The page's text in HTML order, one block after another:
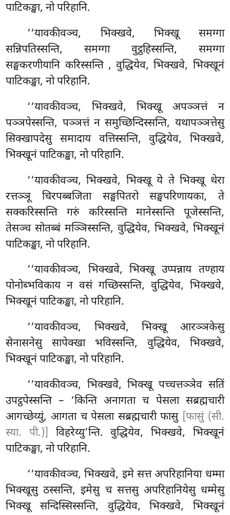
पाटिकङ्खा, नो परिहानि.
‘‘यावकीवञ्च, भिक्खवे, भिक्खू समग्गा
सन्निपतिस्सन्ति, समग्गा वुट्ठहिस्सन्ति, समग्गा
सङ्घकरणीयानि करिस्सन्ति , वुद्धियेव, भिक्खवे, भिक्खूनं
पाटिकङ्खा, नो परिहानि.
‘‘यावकीवञ्च, भिक्खवे, भिक्खू अपञ्ञत्तं न
पञ्ञपेस्सन्ति, पञ्ञत्तं न समुच्छिन्दिस्सन्ति, यथापञ्ञत्तेसु
सिक्खापदेसु समादाय वत्तिस्सन्ति, वुद्धियेव, भिक्खवे,
भिक्खूनं पाटिकङ्खा, नो परिहानि.
‘‘यावकीवञ्च, भिक्खवे, भिक्खू ये ते भिक्खू थेरा
रत्तञ्ञू चिरपब्बजिता सङ्घपितरो सङ्घपरिणायका, ते
सक्करिस्सन्ति गरुं करिस्सन्ति मानेस्सन्ति पूजेस्सन्ति,
तेसञ्च सोतब्बं मञ्ञिस्सन्ति, वुद्धियेव, भिक्खवे, भिक्खूनं
पाटिकङ्खा, नो परिहानि.
‘‘यावकीवञ्च, भिक्खवे, भिक्खू उप्पन्नाय तण्हाय
पोनोब्भविकाय न वसं गच्छिस्सन्ति, वुद्धियेव, भिक्खवे,
भिक्खूनं पाटिकङ्खा, नो परिहानि.
‘‘यावकीवञ्च, भिक्खवे, भिक्खू आरञ्ञकेसु
सेनासनेसु सापेक्खा भविस्सन्ति, वुद्धियेव, भिक्खवे,
भिक्खूनं पाटिकङ्खा, नो परिहानि.
‘‘यावकीवञ्च, भिक्खवे, भिक्खू पच्चत्तञ्ञेव सतिं
उपट्ठपेस्सन्ति – ‘किन्ति अनागता च पेसला सब्रह्मचारी
आगच्छेय्युं, आगता च पेसला सब्रह्मचारी फासु [फासुं (सी.
स्या. पी.)]
विहरेय्यु’न्ति. वुद्धियेव, भिक्खवे, भिक्खूनं
पाटिकङ्खा, नो परिहानि.
‘‘यावकीवञ्च, भिक्खवे, इमे सत्त अपरिहानिया धम्मा
भिक्खूसु ठस्सन्ति, इमेसु च सत्तसु अपरिहानियेसु धम्मेसु
भिक्खू सन्दिस्सिस्सन्ति, वुद्धियेव, भिक्खवे, भिक्खूनं